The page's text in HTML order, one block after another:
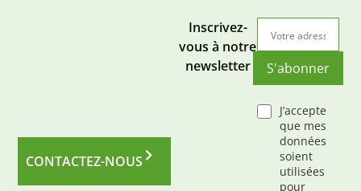
CONTACTEZ-NOUS
Inscrivez-
vous à notre
newsletter
S'abonner
J’accepte
que mes
données
soient
utilisées
pour